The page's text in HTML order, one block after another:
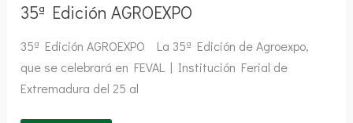
35ª Edición AGROEXPO
35ª Edición AGROEXPO La 35ª Edición de Agroexpo,
que se celebrará en FEVAL | Institución Ferial de
Extremadura del 25 al